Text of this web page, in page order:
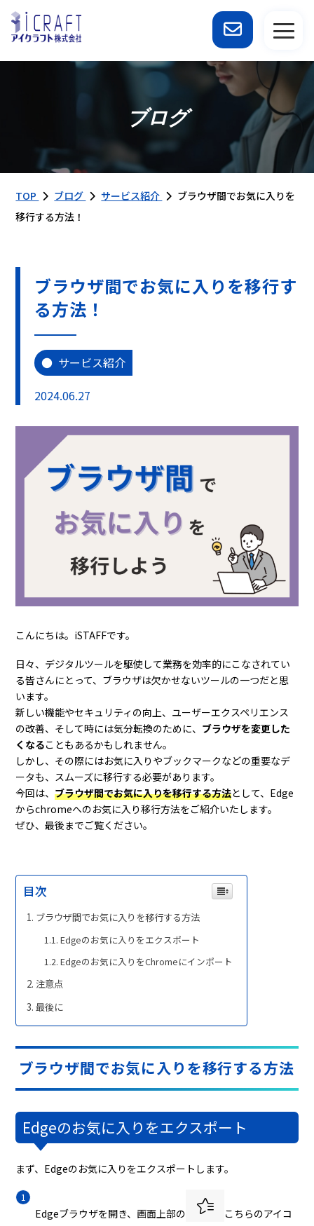
ブログ
TOP ブログ サービス紹介
ブラウザ間でお気に入りを
移行する方法！
ブラウザ間でお気に入りを移行す
る方法！
サービス紹介
2024.06.27
こんにちは。iSTAFFです。
日々、デジタルツールを駆使して業務を効率的にこなされてい
る皆さんにとって、ブラウザは欠かせないツールの一つだと思
います。
新しい機能やセキュリティの向上、ユーザーエクスペリエンス
の改善、そして時には気分転換のために、 ブラウザを変更した
くなることもあるかもしれません。
しかし、その際にはお気に入りやブックマークなどの重要なデ
ータも、スムーズに移行する必要があります。
今回は、ブラウザ間でお気に入りを移行する方法として、Edge
からchromeへのお気に入り移行方法をご紹介いたします。
ぜひ、最後までご覧ください。
目次
ブラウザ間でお気に入りを移行する方法
Edgeのお気に入りをエクスポート
Edgeのお気に入りをChromeにインポート
注意点
最後に
ブラウザ間でお気に入りを移行する方法
Edgeのお気に入りをエクスポート
まず、Edgeのお気に入りをエクスポートします。
Edgeブラウザを開き、画面上部の
こちらのアイコ